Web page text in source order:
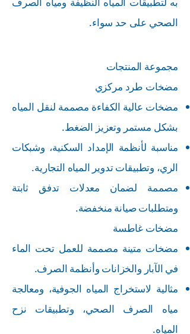
به لتطبيقات المياه النظيفة ومياه الصرف
الصحي على حد سواء.
مجموعة المنتجات
مضخات طرد مركزي
مضخات عالية الكفاءة مصممة لنقل المياه
بشكل مستمر وتعزيز الضغط.
مناسبة لأنظمة الإمداد السكنية، وشبكات
الري، وتطبيقات تدوير المياه التجارية.
مصممة لضمان معدلات تدفق ثابتة
ومتطلبات صيانة منخفضة.
مضخات غاطسة
مضخات متينة مصممة للعمل تحت الماء
في الآبار والخزانات وأنظمة الصرف.
مثالية لاستخراج المياه الجوفية، ومعالجة
مياه الصرف الصحي، وتطبيقات نزح